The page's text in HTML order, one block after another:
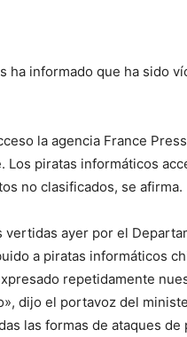
ha informado que ha sido
la agencia France
piratas informáticos
no clasificados, se afirma.
ayer por el
a piratas informáticos
repetidamente
dijo el portavoz del
las formas de ataques de